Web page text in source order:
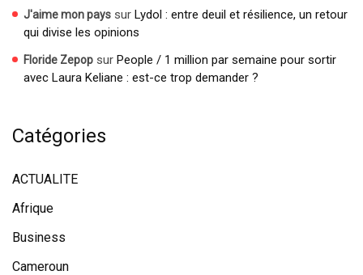
J'aime mon pays sur Lydol : entre deuil et résilience, un retour
qui divise les opinions
Floride Zepop sur People / 1 million par semaine pour sortir
avec Laura Keliane : est-ce trop demander ?
Catégories
ACTUALITE
Afrique
Business
Cameroun